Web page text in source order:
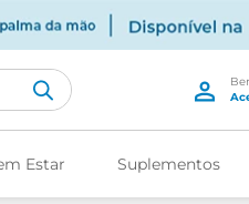
Estar Suplementos